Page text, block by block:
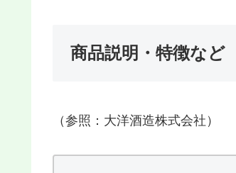
商品説明・特徴など
（参照：大洋酒造株式会社）